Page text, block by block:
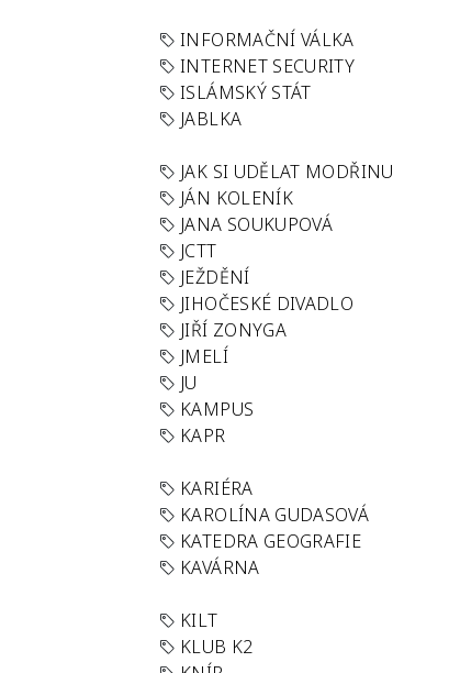
INFORMAČNÍ VÁLKA
INTERNET SECURITY
ISLÁMSKÝ STÁT
JABLKA
JAK SI UDĚLAT MODŘINU
JÁN KOLENÍK
JANA SOUKUPOVÁ
JCTT
JEŽDĚNÍ
JIHOČESKÉ DIVADLO
JIŘÍ ZONYGA
JMELÍ
JU
KAMPUS
KAPR
KARIÉRA
KAROLÍNA GUDASOVÁ
KATEDRA GEOGRAFIE
KAVÁRNA
KILT
KLUB K2